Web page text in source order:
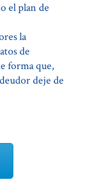
el plan de
la
de
forma que,
deje de